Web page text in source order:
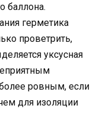
баллона.
герметика
проветрить,
уксусная
ровным, если
для изоляции